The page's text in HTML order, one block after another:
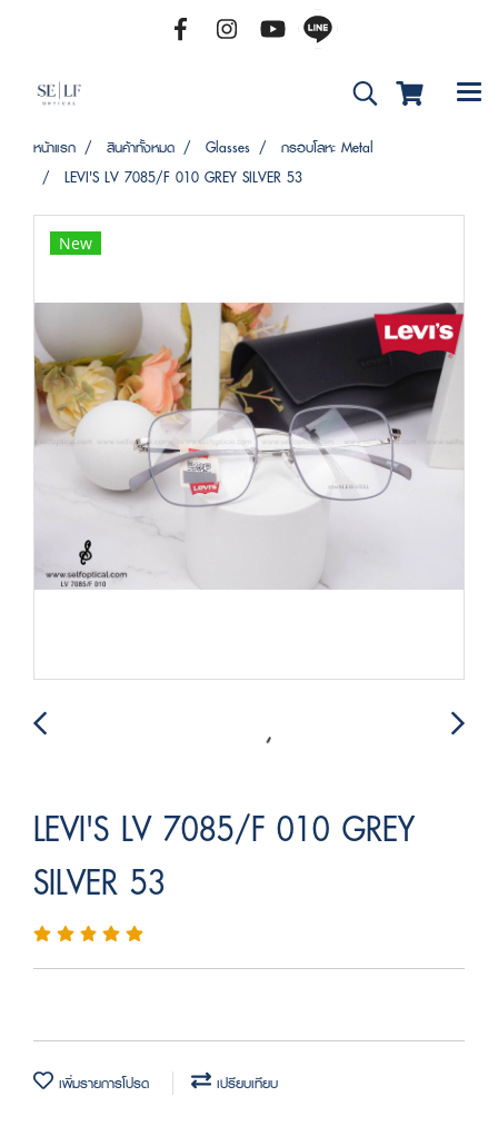
หน้าแรก สินค้าทั้งหมด Glasses
กรอบโลหะ Metal
LEVI'S LV 7085/F 010 GREY SILVER 53
New
LEVI'S LV 7085/F 010 GREY
SILVER 53
เพิ่มรายการโปรด เปรียบเทียบ